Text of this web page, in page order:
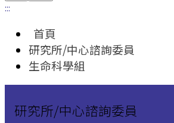
:::
首頁
研究所/中心諮詢委員
生命科學組
研究所/中心諮詢委員